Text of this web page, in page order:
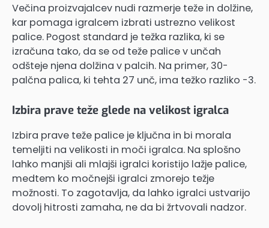
Večina proizvajalcev nudi razmerje teže in dolžine,
kar pomaga igralcem izbrati ustrezno velikost
palice. Pogost standard je težka razlika, ki se
izračuna tako, da se od teže palice v unčah
odšteje njena dolžina v palcih. Na primer, 30-
palčna palica, ki tehta 27 unč, ima težko razliko -3.
Izbira prave teže glede na velikost igralca
Izbira prave teže palice je ključna in bi morala
temeljiti na velikosti in moči igralca. Na splošno
lahko manjši ali mlajši igralci koristijo lažje palice,
medtem ko močnejši igralci zmorejo težje
možnosti. To zagotavlja, da lahko igralci ustvarijo
dovolj hitrosti zamaha, ne da bi žrtvovali nadzor.